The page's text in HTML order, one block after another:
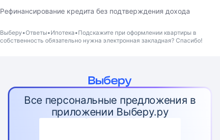
Рефинансирование кредита без подтверждения дохода
Выберу Ответы Ипотека Подскажите при оформлении квартиры в
собственность обязательно нужна электронная закладная? Спасибо!
Все персональные предложения в
приложении Выберу.ру